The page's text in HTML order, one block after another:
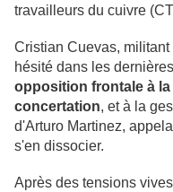
travailleurs du cuivre
Cristian Cuevas,
hésité dans les
opposition frontale à
concertation, et à la
d'Arturo Martinez,
s'en dissocier.
Après des tensions